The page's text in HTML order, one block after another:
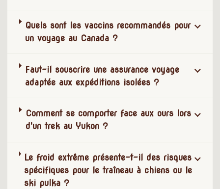
Quels sont les vaccins recommandés pour
un voyage au Canada ?
Faut-il souscrire une assurance voyage
adaptée aux expéditions isolées ?
Comment se comporter face aux ours lors
d'un trek au Yukon ?
Le froid extrême présente-t-il des risques
spécifiques pour le traîneau à chiens ou le
ski pulka ?